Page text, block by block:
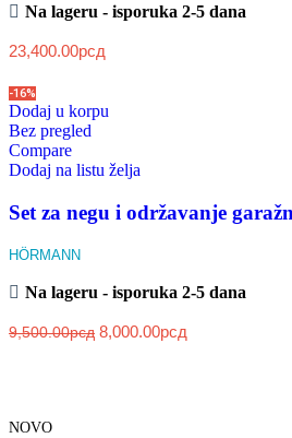
Na lageru - isporuka 2-5 dana
23,400.00рсд
-16%
Dodaj u korpu
Bez pregled
Compare
Dodaj na listu želja
Set za negu i održavanje
HÖRMANN
Na lageru - isporuka 2-5 dana
9,500.00рсд 8,000.00рсд
NOVO